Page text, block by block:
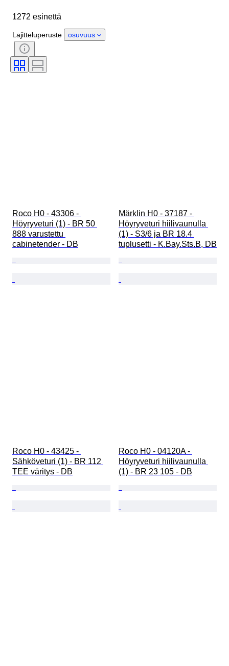
Kunto
Mittasuhde
Virtalähde
Rautatieyhtiä
Aikakausi
1272 esinettä
Lajitteluperuste osuvuus
Roco H0 - 43306 -
Höyryveturi (1) - BR 50
888 varustettu
cabinetender - DB
Märklin H0 - 37187 -
Höyryveturi hiilivaunulla
(1) - S3/6 ja BR 18.4
tuplusetti - K.Bay.Sts.B, DB
Roco H0 - 43425 -
Sähköveturi (1) - BR 112
TEE väritys - DB
Roco H0 - 04120A -
Höyryveturi hiilivaunulla
(1) - BR 23 105 - DB